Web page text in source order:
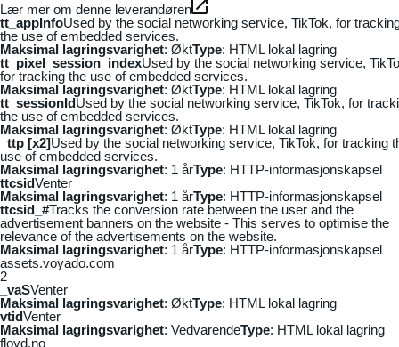
Lær mer om denne leverandøren
tt_appInfoUsed by the social networking service, TikTok, for
the use of embedded services.
Maksimal lagringsvarighet: ØktType: HTML lokal lagring
tt_pixel_session_indexUsed by the social networking service,
for tracking the use of embedded services.
Maksimal lagringsvarighet: ØktType: HTML lokal lagring
tt_sessionIdUsed by the social networking service, TikTok, for
the use of embedded services.
Maksimal lagringsvarighet: ØktType: HTML lokal lagring
_ttp [x2]Used by the social networking service, TikTok, for tracking
use of embedded services.
Maksimal lagringsvarighet: 1 årType: HTTP-informasjonskapsel
ttcsidVenter
Maksimal lagringsvarighet: 1 årType: HTTP-informasjonskapsel
ttcsid_#Tracks the conversion rate between the user and the
advertisement banners on the website - This serves to optimise the
relevance of the advertisements on the website.
Maksimal lagringsvarighet: 1 årType: HTTP-informasjonskapsel
assets.voyado.com
2
_vaSVenter
Maksimal lagringsvarighet: ØktType: HTML lokal lagring
vtidVenter
Maksimal lagringsvarighet: VedvarendeType: HTML lokal lagring
floyd.no